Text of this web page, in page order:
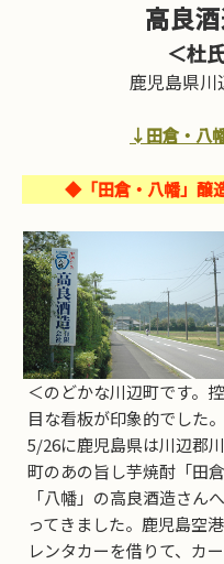
高良
＜杜
鹿児島県川
↓田倉・八
◆「田倉・八幡」醸
＜のどかな川辺町です。
目な看板が印象的でした
5/26に鹿児島県は川辺郡
町のあの旨し芋焼酎「田倉
「八幡」の高良酒造さん
ってきました。鹿児島空
レンタカーを借りて、カ